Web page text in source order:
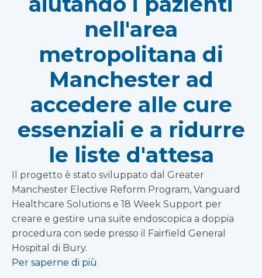
nell'area
metropolitana di
Manchester ad
accedere alle cure
essenziali e a ridurre
le liste d'attesa
Il progetto è stato sviluppato dal Greater
Manchester Elective Reform Program, Vanguard
Healthcare Solutions e 18 Week Support per
creare e gestire una suite endoscopica a doppia
procedura con sede presso il Fairfield General
Hospital di Bury.
Per saperne di più